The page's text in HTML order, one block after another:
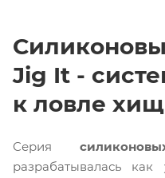
Jig It -
к ловле
Серия
разрабатывалась как